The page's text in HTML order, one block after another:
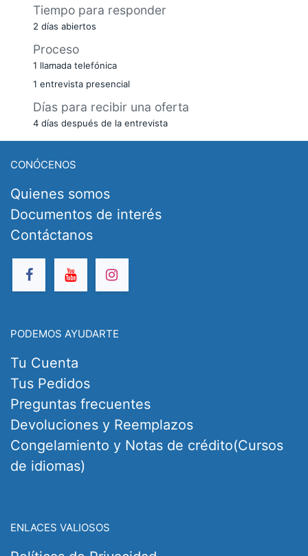
Tiempo para responder
2 días abiertos
Proceso
1 llamada telefónica
1 entrevista presencial
Días para recibir una oferta
4 días después de la entrevista
CONÓCENOS
Quienes somos
Documentos de interés
Contáctanos
PODEMOS AYUDARTE
Tu Cuenta
Tus Pedidos
Preguntas frecuentes
Devoluciones y Reemplazos
Congelamiento y Notas de crédito(Cursos
de idiomas)
ENLACES VALIOSOS